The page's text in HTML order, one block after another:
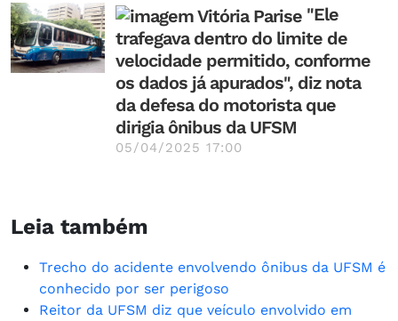
"Ele
trafegava dentro do limite de
velocidade permitido, conforme
os dados já apurados", diz nota
da defesa do motorista que
dirigia ônibus da UFSM
05/04/2025 17:00
Leia também
Trecho do acidente envolvendo ônibus da UFSM é
conhecido por ser perigoso
Reitor da UFSM diz que veículo envolvido em